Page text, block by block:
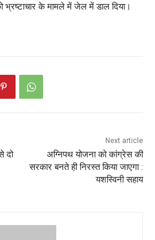
भ्रष्टाचार के मामले में जेल में डाल दिया।
दो
Next article
अग्निपथ योजना को कांग्रेस की
सरकार बनते ही निरस्त किया जाएगा :
यशस्विनी सहाय